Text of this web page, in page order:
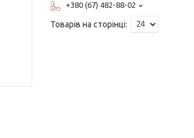
+380 (67) 482-88-02